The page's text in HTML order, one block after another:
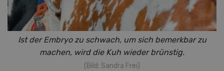
Ist der Embryo zu schwach, um sich bemerkbar zu
machen, wird die Kuh wieder brünstig.
(Bild: Sandra Frei)